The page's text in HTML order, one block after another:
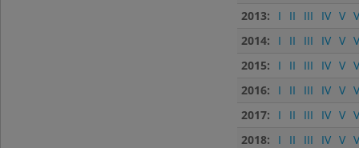
2013:
I II III IV V
2014:
I II III IV V
2015:
I II III IV V
2016:
I II III IV V
2017:
I II III IV V
2018:
I II III IV V